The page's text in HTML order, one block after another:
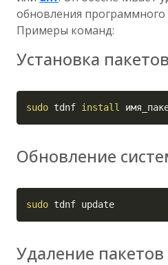
обновления программного
Примеры команд:
Установка пакетов
sudo tdnf install
Обновление
sudo tdnf update
Удаление пакетов